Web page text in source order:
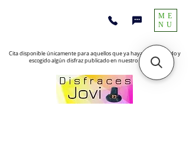
Cita disponible únicamente para aquellos que ya hayan encontrado y
escogido algún disfraz publicado en nuestro sitio web
ME
NU